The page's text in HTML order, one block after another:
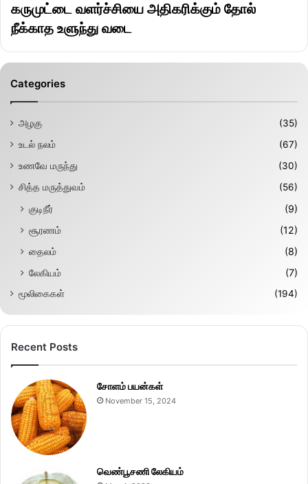
கருமுட்டை வளர்ச்சியை அதிகரிக்கும் தோல்
நீக்காத உளுந்து வடை
Categories
அழகு
(35)
உடல் நலம்
(67)
உணவே மருந்து
(30)
சித்த மருத்துவம்
(56)
குடிநீர்
(9)
சூரணம்
(12)
தைலம்
(8)
லேகியம்
(7)
மூலிகைகள் (194)
Recent Posts
சோளம் பயன்கள்
November 15, 2024
வெண்பூசணி லேகியம்